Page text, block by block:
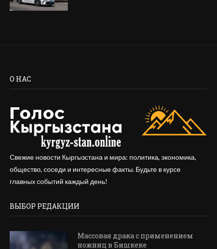
О НАС
Свежие новости Кыргызстана и мира: политика, экономика,
общество, соседи и интересные факты. Будьте в курсе
главных событий каждый день!
ВЫБОР РЕДАКЦИИ
Массовая драка с применением
ножниц в Бишкеке